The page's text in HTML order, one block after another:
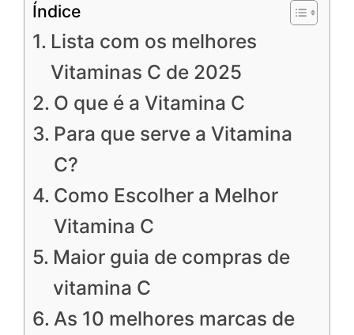
Índice
Lista com os melhores
Vitaminas C de 2025
O que é a Vitamina C
Para que serve a Vitamina
C?
Como Escolher a Melhor
Vitamina C
Maior guia de compras de
vitamina C
As 10 melhores marcas de